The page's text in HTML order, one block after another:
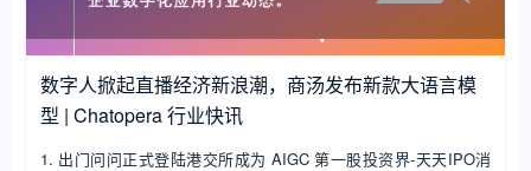
数字人掀起直播经济新浪潮，商汤发布新款大语言模
型 | Chatopera 行业快讯
1. 出门问问正式登陆港交所成为 AIGC 第一股投资界-天天IPO消